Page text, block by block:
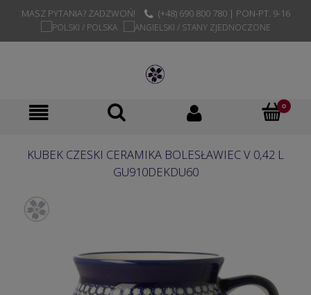
MASZ PYTANIA? ZADZWOŃ! (+48) 690 800 780 | PON-PT. 9-16
KUBEK CZESKI CERAMIKA BOLESŁAWIEC V 0,42 L
GU910DEKDU60